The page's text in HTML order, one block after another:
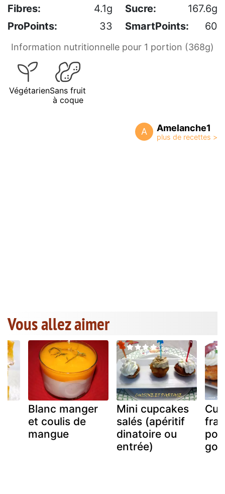
Fibres:
4.1g Sucre:
167.6g
ProPoints:
33 SmartPoints: 60
Information nutritionnelle pour 1 portion (368g)
VégétarienSans fruit
à coque
A Amelanche1
Vous allez aimer
Blanc manger
et coulis de
mangue
Mini cupcakes
salés (apéritif
dinatoire ou
entrée)